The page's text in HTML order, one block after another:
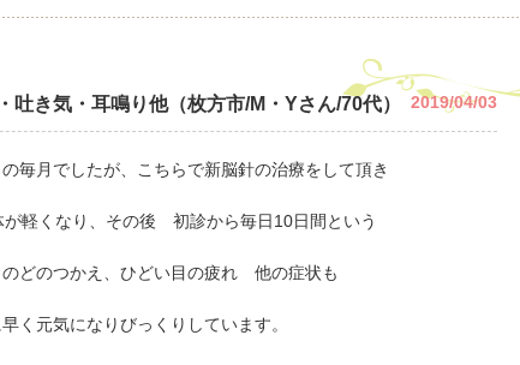
2019/04/03
吐き気・耳鳴り他（枚方市/M・Yさん/70代）
毎月でしたが、こちらで新脳針の治療をして頂き
軽くなり、その後 初診から毎日10日間という
どのつかえ、ひどい目の疲れ 他の症状も
く元気になりびっくりしています。